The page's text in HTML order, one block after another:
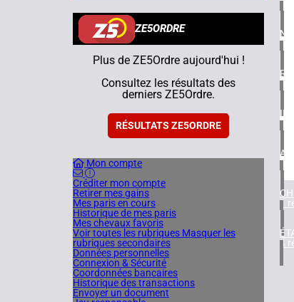
ZE5ORDRE
Plus de ZE5Ordre aujourd'hui !
Consultez les résultats des
derniers ZE5Ordre.
RÉSULTATS ZE5ORDRE
Mon compte
Créditer mon compte
Retirer mes gains
Mes paris en cours
Historique de mes paris
Mes chevaux favoris
Voir toutes les rubriques Masquer les
rubriques secondaires
Données personnelles
Connexion & Sécurité
Coordonnées bancaires
Historique des transactions
Envoyer un document
2
1
4
1
1
1
4